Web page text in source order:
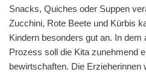
Snacks, Quiches oder Suppen
Zucchini, Rote Beete und Kürbis
Kindern besonders gut an. In
Prozess soll die Kita zunehmend
bewirtschaften. Die Erzieherinnen